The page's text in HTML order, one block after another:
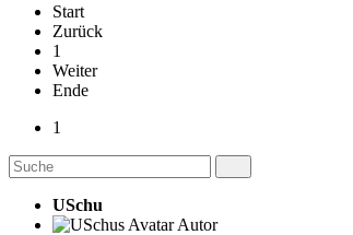
Start
Zurück
1
Weiter
Ende
1
USchu
Autor